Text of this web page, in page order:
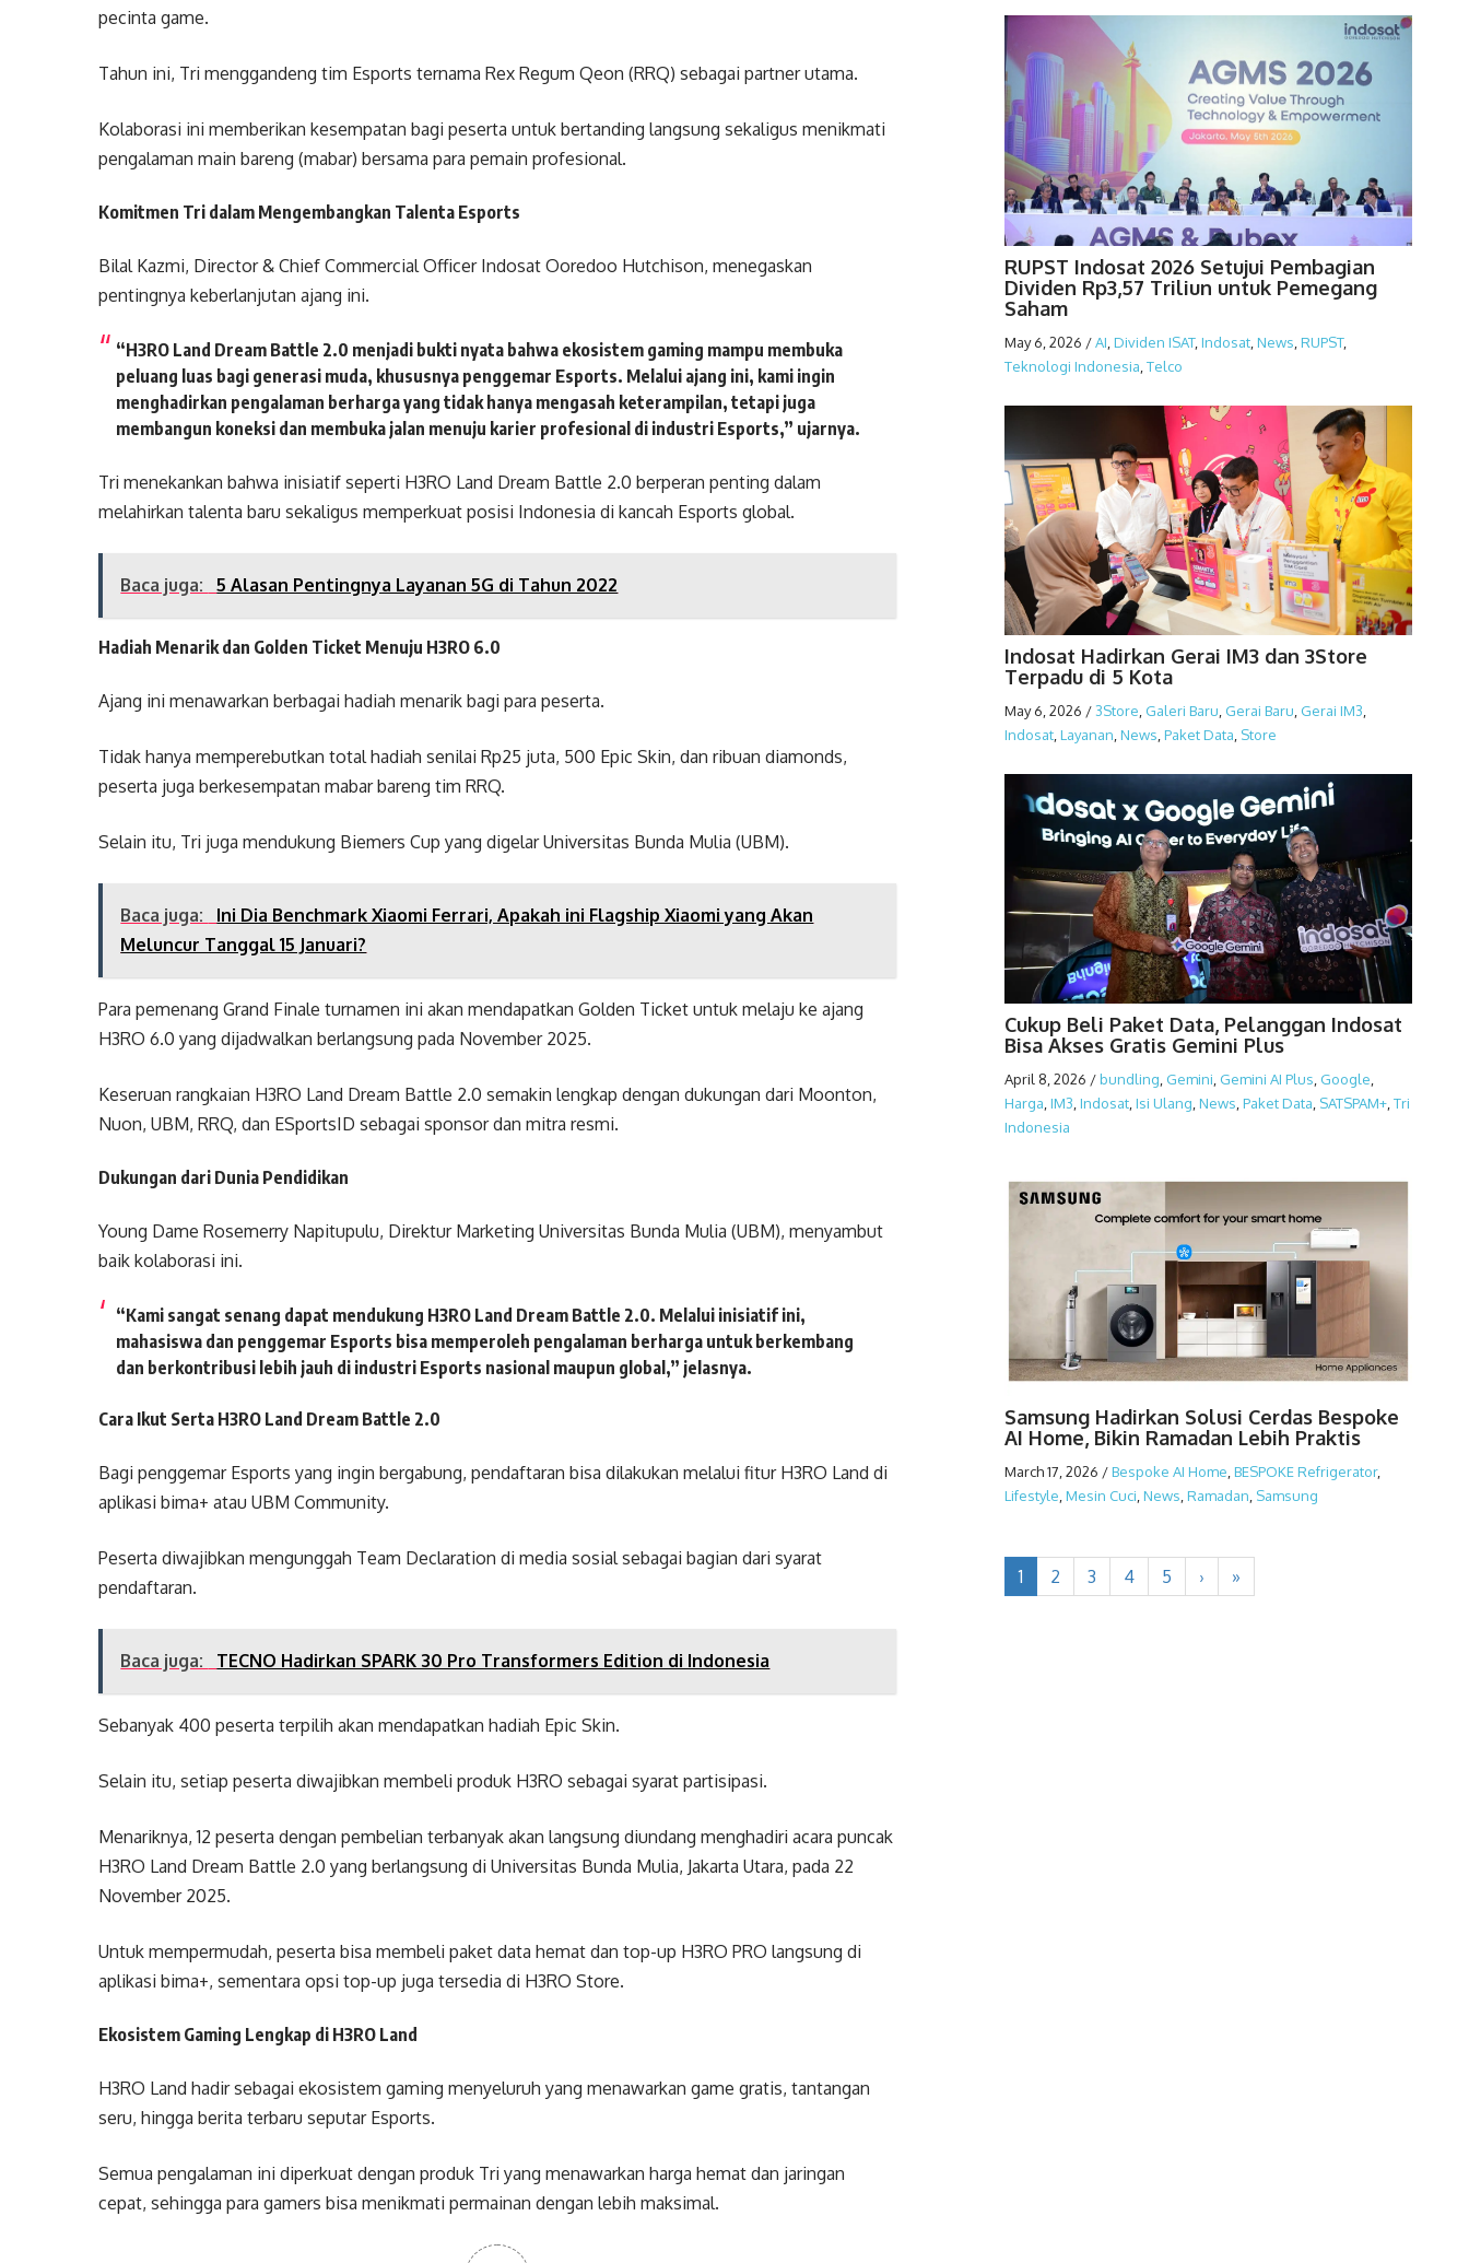
pecinta game.
Tahun ini, Tri menggandeng tim Esports ternama Rex Regum Qeon (RRQ) sebagai partner utama.
Kolaborasi ini memberikan kesempatan bagi peserta untuk bertanding langsung sekaligus menikmati
pengalaman main bareng (mabar) bersama para pemain profesional.
Komitmen Tri dalam Mengembangkan Talenta Esports
Bilal Kazmi, Director & Chief Commercial Officer Indosat Ooredoo Hutchison, menegaskan
pentingnya keberlanjutan ajang ini.
“H3RO Land Dream Battle 2.0 menjadi bukti nyata bahwa ekosistem gaming mampu membuka
peluang luas bagi generasi muda, khususnya penggemar Esports. Melalui ajang ini, kami ingin
menghadirkan pengalaman berharga yang tidak hanya mengasah keterampilan, tetapi juga
membangun koneksi dan membuka jalan menuju karier profesional di industri Esports,” ujarnya.
Tri menekankan bahwa inisiatif seperti H3RO Land Dream Battle 2.0 berperan penting dalam
melahirkan talenta baru sekaligus memperkuat posisi Indonesia di kancah Esports global.
Baca juga: 5 Alasan Pentingnya Layanan 5G di Tahun 2022
Hadiah Menarik dan Golden Ticket Menuju H3RO 6.0
Ajang ini menawarkan berbagai hadiah menarik bagi para peserta.
Tidak hanya memperebutkan total hadiah senilai Rp25 juta, 500 Epic Skin, dan ribuan diamonds,
peserta juga berkesempatan mabar bareng tim RRQ.
Selain itu, Tri juga mendukung Biemers Cup yang digelar Universitas Bunda Mulia (UBM).
Baca juga:
Ini Dia Benchmark Xiaomi Ferrari, Apakah ini Flagship Xiaomi yang Akan
Meluncur Tanggal 15 Januari?
Para pemenang Grand Finale turnamen ini akan mendapatkan Golden Ticket untuk melaju ke ajang
H3RO 6.0 yang dijadwalkan berlangsung pada November 2025.
Keseruan rangkaian H3RO Land Dream Battle 2.0 semakin lengkap dengan dukungan dari Moonton,
Nuon, UBM, RRQ, dan ESportsID sebagai sponsor dan mitra resmi.
Dukungan dari Dunia Pendidikan
Young Dame Rosemerry Napitupulu, Direktur Marketing Universitas Bunda Mulia (UBM), menyambut
baik kolaborasi ini.
“Kami sangat senang dapat mendukung H3RO Land Dream Battle 2.0. Melalui inisiatif ini,
mahasiswa dan penggemar Esports bisa memperoleh pengalaman berharga untuk berkembang
dan berkontribusi lebih jauh di industri Esports nasional maupun global,” jelasnya.
Cara Ikut Serta H3RO Land Dream Battle 2.0
Bagi penggemar Esports yang ingin bergabung, pendaftaran bisa dilakukan melalui fitur H3RO Land di
aplikasi bima+ atau UBM Community.
Peserta diwajibkan mengunggah Team Declaration di media sosial sebagai bagian dari syarat
pendaftaran.
Baca juga: TECNO Hadirkan SPARK 30 Pro Transformers Edition di Indonesia
Sebanyak 400 peserta terpilih akan mendapatkan hadiah Epic Skin.
Selain itu, setiap peserta diwajibkan membeli produk H3RO sebagai syarat partisipasi.
Menariknya, 12 peserta dengan pembelian terbanyak akan langsung diundang menghadiri acara puncak
H3RO Land Dream Battle 2.0 yang berlangsung di Universitas Bunda Mulia, Jakarta Utara, pada 22
November 2025.
Untuk mempermudah, peserta bisa membeli paket data hemat dan top-up H3RO PRO langsung di
aplikasi bima+, sementara opsi top-up juga tersedia di H3RO Store.
Ekosistem Gaming Lengkap di H3RO Land
H3RO Land hadir sebagai ekosistem gaming menyeluruh yang menawarkan game gratis, tantangan
seru, hingga berita terbaru seputar Esports.
Semua pengalaman ini diperkuat dengan produk Tri yang menawarkan harga hemat dan jaringan
cepat, sehingga para gamers bisa menikmati permainan dengan lebih maksimal.
RUPST Indosat 2026 Setujui Pembagian
Dividen Rp3,57 Triliun untuk Pemegang
Saham
May 6, 2026 /AI Dividen ISAT, Indosat, News RUPST,
Teknologi Indonesia Telco
Indosat Hadirkan Gerai IM3 dan 3Store
Terpadu di 5 Kota
May 6, 2026 /3Store Galeri Baru Gerai Baru Gerai IM3
Indosat, Layanan News Paket Data Store
Cukup Beli Paket Data, Pelanggan Indosat
Bisa Akses Gratis Gemini Plus
April 8, 2026 /bundling Gemini Gemini AI Plus Google
Harga IM3 Indosat, Isi Ulang News Paket Data SATSPAM+, Tri
Indonesia
Samsung Hadirkan Solusi Cerdas Bespoke
AI Home, Bikin Ramadan Lebih Praktis
March 17, 2026 /Bespoke AI Home BESPOKE Refrigerator,
Lifestyle Mesin Cuci News Ramadan Samsung
1 2 3 4 5 › »